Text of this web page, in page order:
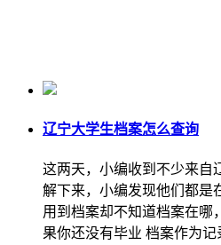
辽宁大学生档案怎么查询
这两天，小编收到不少来自
解下来，小编发现他们都是
用到档案却不知道档案在哪
果你还没有毕业 档案作为